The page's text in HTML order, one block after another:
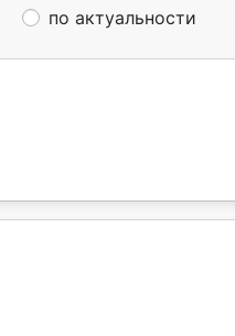
по актуальности